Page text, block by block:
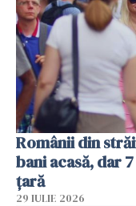
Românii din
bani acasă, dar
țară
29 IULIE 2026